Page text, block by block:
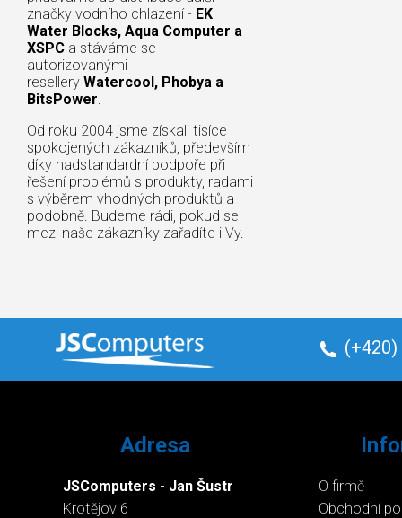
značky vodního chlazení - EK
Water Blocks, Aqua Computer a
XSPC a stáváme se
autorizovanými
resellery Watercool, Phobya a
BitsPower.
Od roku 2004 jsme získali tisíce
spokojených zákazníků, především
díky nadstandardní podpoře při
řešení problémů s produkty, radami
s výběrem vhodných produktů a
podobně. Budeme rádi, pokud se
mezi naše zákazníky zařadíte i Vy.
(+420)
Adresa
JSComputers - Jan Šustr
Krotějov 6
O firmě
Obchodní